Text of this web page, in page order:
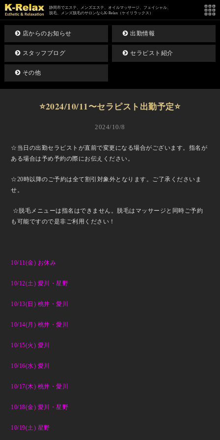
静岡市でエステ、メンズエステ、オイルマッサージ、フェイシャル、
脱毛、メンズ脱毛のサロンならK-Relax（ケイリラックス）
店からのお知らせ 出勤情報
スタッフブログ セラピスト紹介
その他
⭐️2024/10/11〜セラピスト出勤予定⭐️
2024/10/8
☆当日の出勤セラピストが直前で変更になる場合がございます。指名が
ある場合は予め予約の際にお伝えください。
☆20時以降のご予約は全て割引対象外となります。ご了承くださいま
せ。
☆脱毛メニューは指名はできません。脱毛はマッサージと同時ご予約
も可能ですので是非ご利用ください！
10/11(金) お休み
10/12(土) 愛川・星野
10/13(日) 桃井・愛川
10/14(月) 桃井・愛川
10/15(火) 愛川
10/16(水) 愛川
10/17(木) 桃井・愛川
10/18(金) 愛川・星野
10/19(土) 星野